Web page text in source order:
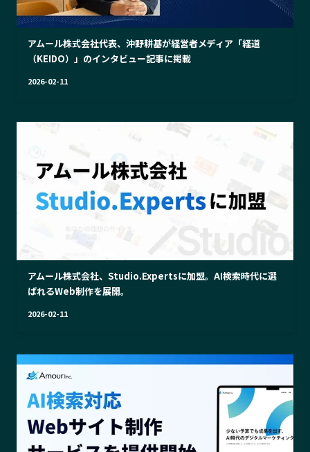
アムール株式会社代表、沖野耕基が経営者メディア「経道
（KEIDO）」のインタビュー記事に掲載
2026-02-11
アムール株式会社、Studio.Expertsに加盟。AI検索時代に選
ばれるWeb制作を展開。
2026-02-11